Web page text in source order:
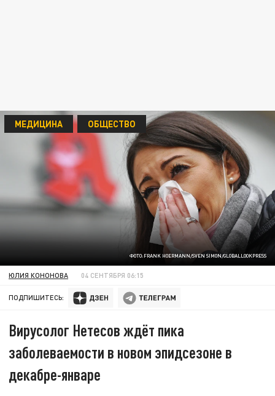
ФОТО:FRANK HOERMANN/SVEN SIMON/GLOBALLOOKPRESS
МЕДИЦИНА ОБЩЕСТВО
ЮЛИЯ КОНОНОВА 04 СЕНТЯБРЯ 06:15
ПОДПИШИТЕСЬ:
Вирусолог Нетесов ждёт пика
заболеваемости в новом эпидсезоне в
декабре-январе